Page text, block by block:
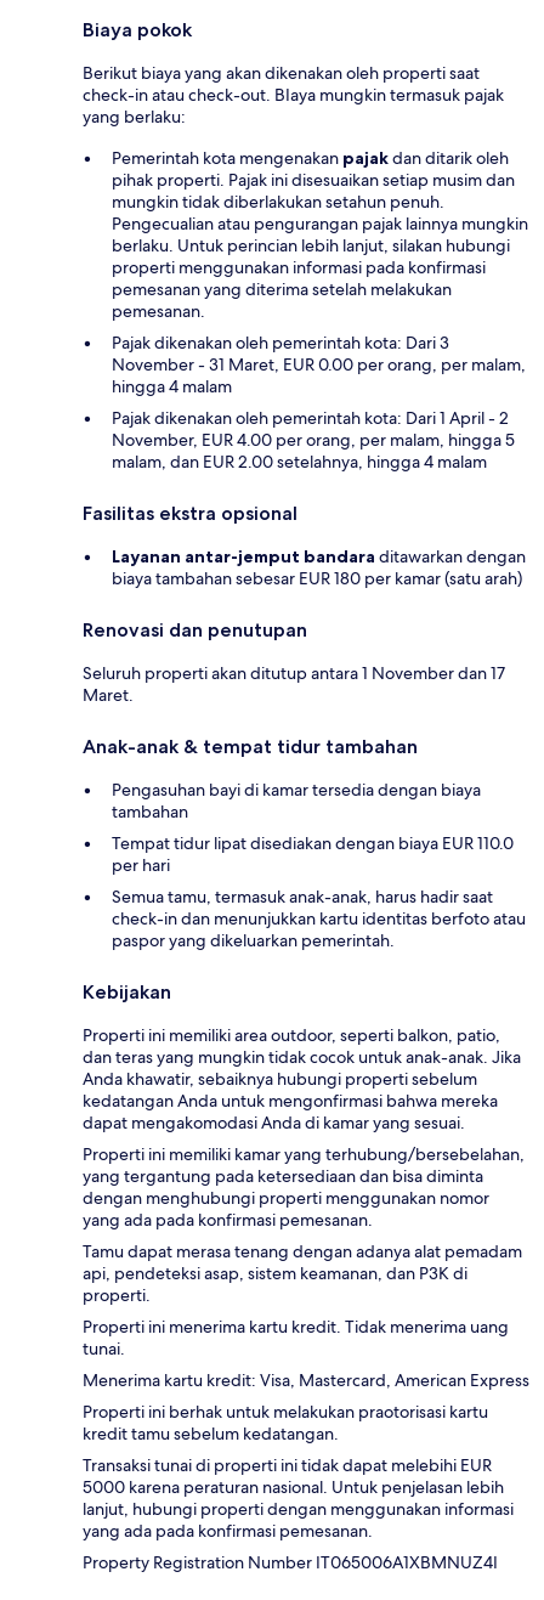
Biaya pokok
Berikut biaya yang akan dikenakan oleh properti saat
check-in atau check-out. BIaya mungkin termasuk pajak
yang berlaku:
Pemerintah kota mengenakan pajakdan ditarik oleh
pihak properti. Pajak ini disesuaikan setiap musim dan
mungkin tidak diberlakukan setahun penuh.
Pengecualian atau pengurangan pajak lainnya mungkin
berlaku. Untuk perincian lebih lanjut, silakan hubungi
properti menggunakan informasi pada konfirmasi
pemesanan yang diterima setelah melakukan
pemesanan.
Pajak dikenakan oleh pemerintah kota: Dari 3
November - 31 Maret, EUR 0.00 per orang, per malam,
hingga 4 malam
Pajak dikenakan oleh pemerintah kota: Dari 1 April - 2
November, EUR 4.00 per orang, per malam, hingga 5
malam, dan EUR 2.00 setelahnya, hingga 4 malam
Fasilitas ekstra opsional
Layanan antar-jemput bandara ditawarkan dengan
biaya tambahan sebesar EUR 180 per kamar (satu arah)
Renovasi dan penutupan
Seluruh properti akan ditutup antara 1 November dan 17
Maret.
Anak-anak & tempat tidur tambahan
Pengasuhan bayi di kamar tersedia dengan biaya
tambahan
Tempat tidur lipat disediakan dengan biaya EUR 110.0
per hari
Semua tamu, termasuk anak-anak, harus hadir saat
check-in dan menunjukkan kartu identitas berfoto atau
paspor yang dikeluarkan pemerintah.
Kebijakan
Properti ini memiliki area outdoor, seperti balkon, patio,
dan teras yang mungkin tidak cocok untuk anak-anak. Jika
Anda khawatir, sebaiknya hubungi properti sebelum
kedatangan Anda untuk mengonfirmasi bahwa mereka
dapat mengakomodasi Anda di kamar yang sesuai.
Properti ini memiliki kamar yang terhubung/bersebelahan,
yang tergantung pada ketersediaan dan bisa diminta
dengan menghubungi properti menggunakan nomor
yang ada pada konfirmasi pemesanan.
Tamu dapat merasa tenang dengan adanya alat pemadam
api, pendeteksi asap, sistem keamanan, dan P3K di
properti.
Properti ini menerima kartu kredit. Tidak menerima uang
tunai.
Menerima kartu kredit: Visa, Mastercard, American Express
Properti ini berhak untuk melakukan praotorisasi kartu
kredit tamu sebelum kedatangan.
Transaksi tunai di properti ini tidak dapat melebihi EUR
5000 karena peraturan nasional. Untuk penjelasan lebih
lanjut, hubungi properti dengan menggunakan informasi
yang ada pada konfirmasi pemesanan.
Property Registration Number IT065006A1XBMNUZ4I